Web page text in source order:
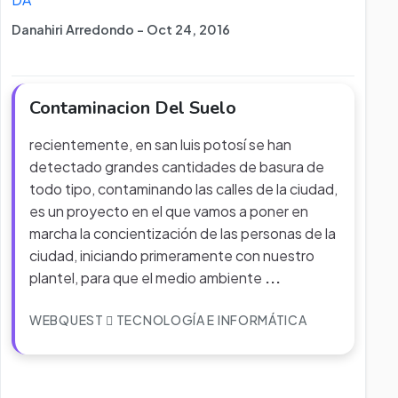
Danahiri Arredondo - Oct 24, 2016
Contaminacion Del Suelo
recientemente, en san luis potosí se han
detectado grandes cantidades de basura de
todo tipo, contaminando las calles de la ciudad,
es un proyecto en el que vamos a poner en
marcha la concientización de las personas de la
ciudad, iniciando primeramente con nuestro
plantel, para que el medio ambiente ...
WEBQUEST TECNOLOGÍA E INFORMÁTICA